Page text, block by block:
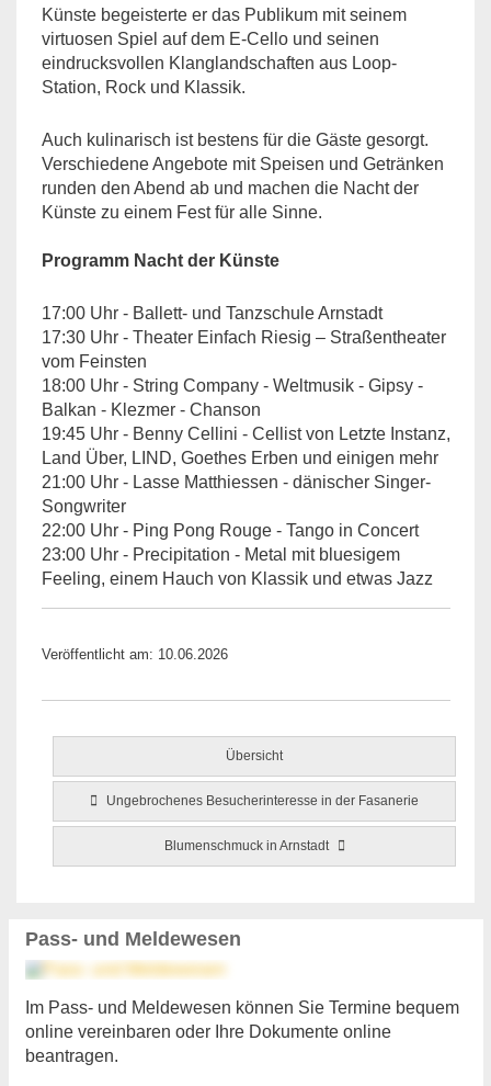
Künste begeisterte er das Publikum mit seinem
virtuosen Spiel auf dem E-Cello und seinen
eindrucksvollen Klanglandschaften aus Loop-
Station, Rock und Klassik.
Auch kulinarisch ist bestens für die Gäste gesorgt.
Verschiedene Angebote mit Speisen und Getränken
runden den Abend ab und machen die Nacht der
Künste zu einem Fest für alle Sinne.
Programm Nacht der Künste
17:00 Uhr - Ballett- und Tanzschule Arnstadt
17:30 Uhr - Theater Einfach Riesig – Straßentheater
vom Feinsten
18:00 Uhr - String Company - Weltmusik - Gipsy -
Balkan - Klezmer - Chanson
19:45 Uhr - Benny Cellini - Cellist von Letzte Instanz,
Land Über, LIND, Goethes Erben und einigen mehr
21:00 Uhr - Lasse Matthiessen - dänischer Singer-
Songwriter
22:00 Uhr - Ping Pong Rouge - Tango in Concert
23:00 Uhr - Precipitation - Metal mit bluesigem
Feeling, einem Hauch von Klassik und etwas Jazz
Veröffentlicht am: 10.06.2026
Übersicht
Ungebrochenes Besucherinteresse in der Fasanerie
Blumenschmuck in Arnstadt
Pass- und Meldewesen
Im Pass- und Meldewesen können Sie Termine bequem
online vereinbaren oder Ihre Dokumente online
beantragen.